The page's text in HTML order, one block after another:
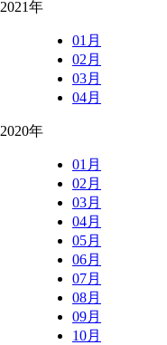
2021年
01月
02月
03月
04月
2020年
01月
02月
03月
04月
05月
06月
07月
08月
09月
10月